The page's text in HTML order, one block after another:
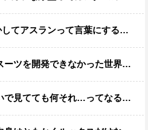
にするのが下手なだけでめっちゃいい人なのでは？
きなかった世界線のガンダムｗｗｗｗｗｗｗ
何それ…ってなる部分ｗｗｗｗｗｗｗｗ